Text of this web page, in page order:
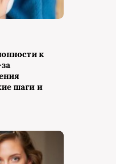
к
шаги и